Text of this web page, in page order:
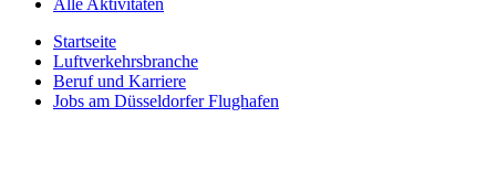
Startseite
Luftverkehrsbranche
Beruf und Karriere
Jobs am Düsseldorfer Flughafen